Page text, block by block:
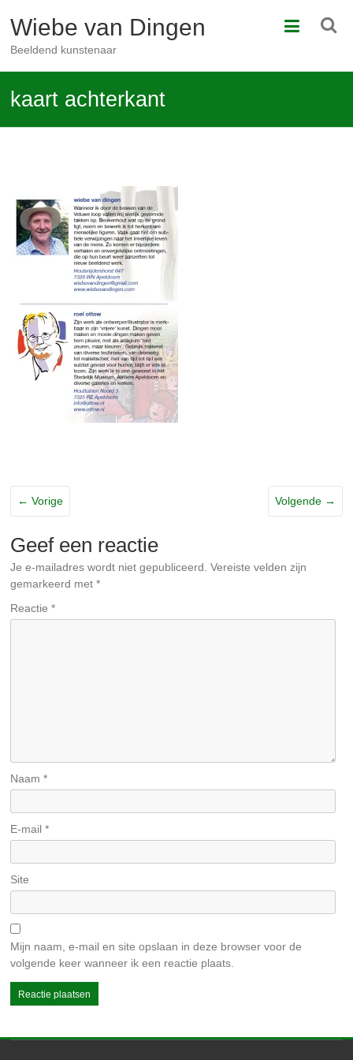
naar
inhoud
Wiebe van Dingen
Beeldend kunstenaar
kaart achterkant
← Vorige Volgende →
Geef een reactie
Je e-mailadres wordt niet gepubliceerd. Vereiste velden zijn
gemarkeerd met*
Reactie*
Naam*
E-mail*
Site
Mijn naam, e-mail en site opslaan in deze browser voor de
volgende keer wanneer ik een reactie plaats.